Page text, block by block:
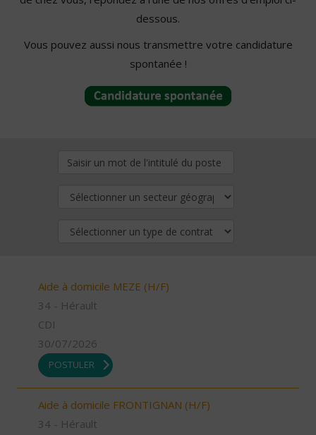
dessous.
Vous pouvez aussi nous transmettre votre candidature
spontanée !
Aide à domicile MEZE (H/F)
34 - Hérault
CDI
30/07/2026
POSTULER
Aide à domicile FRONTIGNAN (H/F)
34 - Hérault